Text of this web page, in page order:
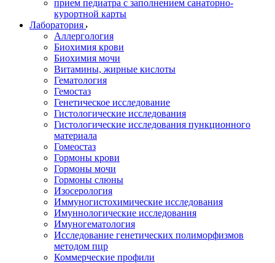
прием педиатра с заполнением санаторно-
курортной карты
Лаборатория
Аллергология
Биохимия крови
Биохимия мочи
Витамины, жирные кислоты
Гематология
Гемостаз
Генетическое исследование
Гистологические исследования
Гистологические исследования пункционного
материала
Гомеостаз
Гормоны крови
Гормоны мочи
Гормоны слюны
Изосерология
Иммуногистохимические исследования
Имуннологические исследования
Имуногематология
Исследование генетических полиморфизмов
методом пцр
Коммерческие профили